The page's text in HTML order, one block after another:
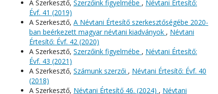
A Szerkesztő, Szerzőink figyelmébe , Névtani Értesítő:
Évf. 41 (2019)
A Szerkesztő, A Névtani Értesítő szerkesztőségébe 2020-
ban beérkezett magyar névtani kiadványok , Névtani
Értesítő: Évf. 42 (2020)
A Szerkesztő, Szerzőink figyelmébe , Névtani Értesítő:
Évf. 43 (2021)
A Szerkesztő, Számunk szerzői , Névtani Értesítő: Évf. 40
(2018)
A Szerkesztő, Névtani Értesítő 46. (2024) , Névtani